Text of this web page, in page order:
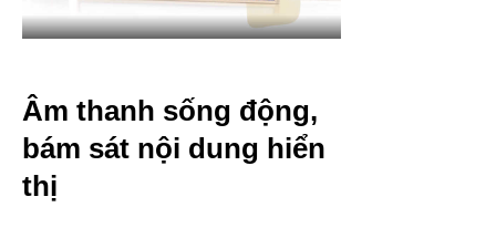
Âm thanh sống động,
bám sát nội dung hiển
thị